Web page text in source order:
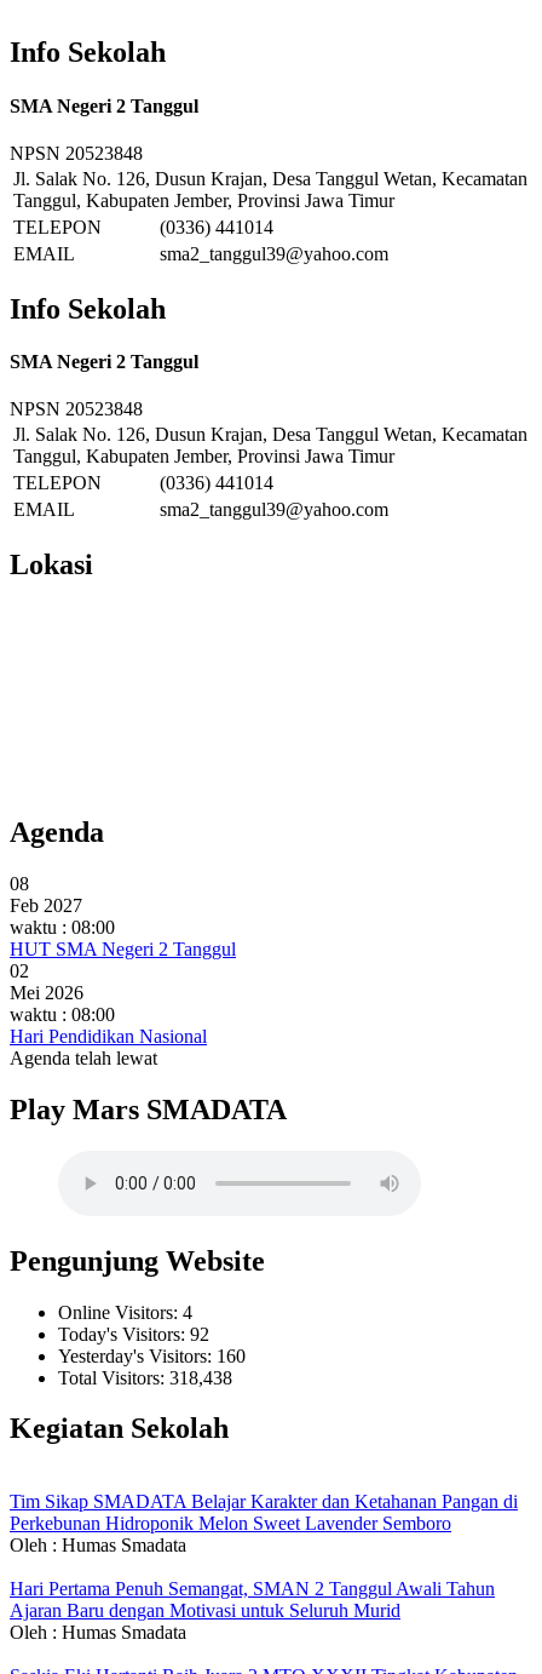
Info Sekolah
SMA Negeri 2 Tanggul
NPSN 20523848
Jl. Salak No. 126, Dusun Krajan, Desa Tanggul Wetan, Kecamatan
Tanggul, Kabupaten Jember, Provinsi Jawa Timur
TELEPON
(0336) 441014
EMAIL
sma2_tanggul39@yahoo.com
Info Sekolah
SMA Negeri 2 Tanggul
NPSN 20523848
Jl. Salak No. 126, Dusun Krajan, Desa Tanggul Wetan, Kecamatan
Tanggul, Kabupaten Jember, Provinsi Jawa Timur
TELEPON
(0336) 441014
EMAIL
sma2_tanggul39@yahoo.com
Lokasi
Agenda
08
Feb 2027
waktu : 08:00
HUT SMA Negeri 2 Tanggul
02
Mei 2026
waktu : 08:00
Hari Pendidikan Nasional
Agenda telah lewat
Play Mars SMADATA
Pengunjung Website
Online Visitors: 4
Today's Visitors: 92
Yesterday's Visitors: 160
Total Visitors: 318,438
Kegiatan Sekolah
Tim Sikap SMADATA Belajar Karakter dan Ketahanan Pangan di
Perkebunan Hidroponik Melon Sweet Lavender Semboro
Oleh : Humas Smadata
Hari Pertama Penuh Semangat, SMAN 2 Tanggul Awali Tahun
Ajaran Baru dengan Motivasi untuk Seluruh Murid
Oleh : Humas Smadata